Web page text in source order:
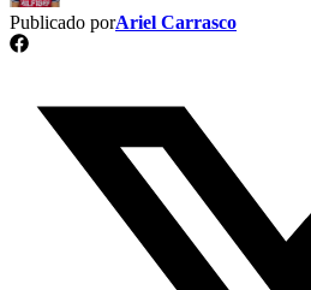
Publicado porAriel Carrasco